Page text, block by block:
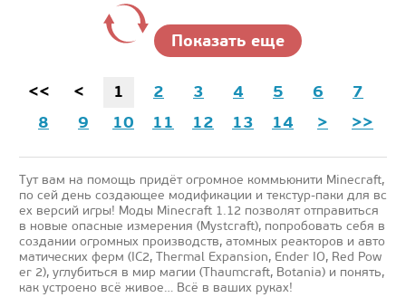
Показать еще
<< < 1 2 3 4 5 6
7
8
9 10 11 12 13 14 > >>
Тут вам на помощь придёт огромное коммьюнити Minecraft,
по сей день создающее модификации и текстур-паки для вс
ех версий игры! Моды Minecraft 1.12 позволят отправиться
в новые опасные измерения (Mystcraft), попробовать себя в
создании огромных производств, атомных реакторов и авто
матических ферм (IC2, Thermal Expansion, Ender IO, Red Pow
er 2), углубиться в мир магии (Thaumcraft, Botania) и понять,
как устроено всё живое… Всё в ваших руках!